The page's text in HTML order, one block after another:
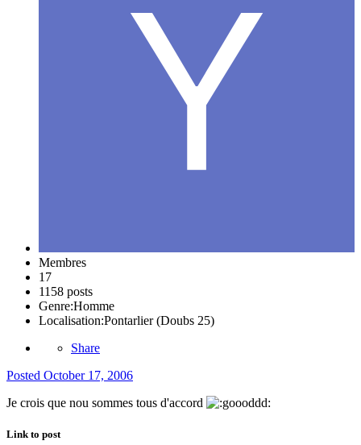
Membres
17
1158 posts
Genre:Homme
Localisation:Pontarlier (Doubs 25)
Share
Posted October 17, 2006
Je crois que nou sommes tous d'accord
Link to post